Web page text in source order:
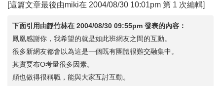
[這篇文章最後由miki在 2004/08/30 10:01pm 第 1 次編輯]
下面引用由靜竹林在 2004/08/30 09:55pm 發表的內容：
鳳凰感謝你，我希望的就是如此班網友之間的互動。
很多新網友都會以為這是一個既有團體很難交融集中。
其實要布O考量很多因素。
顛也做得很稱職，能與大家互討互動。